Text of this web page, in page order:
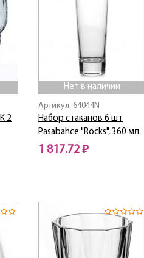
2
Нет в наличии
Артикул: 64044N
Набор стаканов 6 шт
Pasabahce "Rocks", 360 мл
1 817.72 ₽